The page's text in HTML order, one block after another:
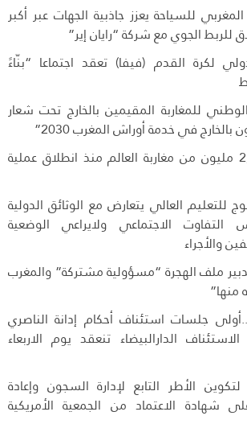
للسياحة يعزز جاذبية الجهات عبر أكبر
للربط الجوي مع شركة “رايان إير”
لكرة القدم (فيفا) تعقد اجتماعا “بنّاءً
للمغاربة المقيمين بالخارج تحت شعار
بالخارج في خدمة أوراش المغرب 2030”
دخول أزيد من 2,7 مليون من مغاربة العالم منذ انطلاق عملية
العالي يتعارض مع الوثائق الدولية
التفاوت الاجتماعي ولايراعي الوضعية
والأجراء
ملف الهجرة “مسؤولية مشتركة” والمغرب
منها”
جلسات استئناف أحكام إدانة الناصري
الدارالبيضاء تنعقد يوم الاربعاء
الأطر التابع لإدارة السجون وإعادة
شهادة الاعتماد من الجمعية الأمريكية